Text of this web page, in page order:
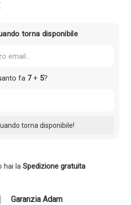
torna disponibile
fa 7+ 5?
hai la Spedizione gratuita
Garanzia Adam